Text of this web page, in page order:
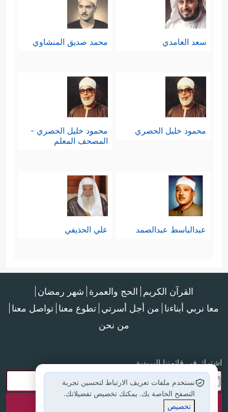
سعد الغامدي محمد صديق المنشاوي
محمود خليل الحصري
محمود خليل الحصري -
المصحف المعلم
عبدالباسط عبدالصمد علي الحذيفي
القرآن الكريم الحج والعمرة شهر رمضان
معا نربي أبناءنا من أجل أسرتي تطوع معنا تواصل معنا
من نحن
اشترك في قائمتنا البريدية
نستخدم ملفات تعريف الارتباط لتحسين تجربة
التصفح الخاصة بك. يمكنك تخصيص تفضيلاتك.
تخصيص